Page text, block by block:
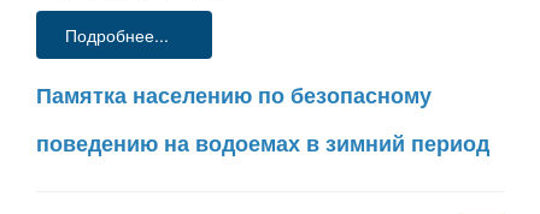
Подробнее...
Памятка населению по безопасному
поведению на водоемах в зимний период